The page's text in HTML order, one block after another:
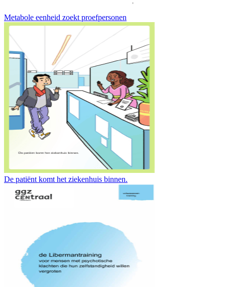
Metabole eenheid zoekt proefpersonen
De patiënt komt het ziekenhuis binnen.